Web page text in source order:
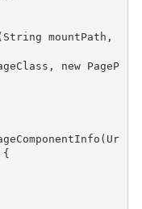
String mountPath ,
, new
PageP
( Ur
{